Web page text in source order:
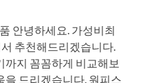
안녕하세요. 가성비최
추천해드리겠습니다.
까지 꼼꼼하게 비교해보
을 드리겠습니다. 원피스